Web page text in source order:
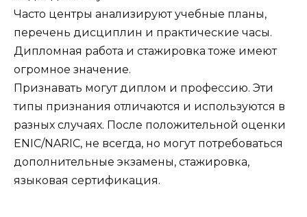
Часто центры анализируют учебные планы,
перечень дисциплин и практические часы.
Дипломная работа и стажировка тоже имеют
огромное значение.
Признавать могут диплом и профессию. Эти
типы признания отличаются и используются в
разных случаях. После положительной оценки
ENIC/NARIC, не всегда, но могут потребоваться
дополнительные экзамены, стажировка,
языковая сертификация.